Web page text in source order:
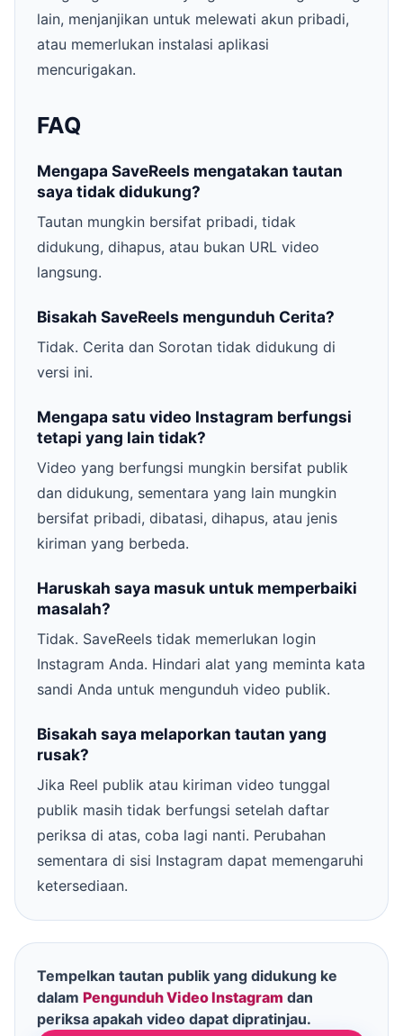
lain, menjanjikan untuk melewati akun pribadi,
atau memerlukan instalasi aplikasi
mencurigakan.
FAQ
Mengapa SaveReels mengatakan tautan
saya tidak didukung?
Tautan mungkin bersifat pribadi, tidak
didukung, dihapus, atau bukan URL video
langsung.
Bisakah SaveReels mengunduh Cerita?
Tidak. Cerita dan Sorotan tidak didukung di
versi ini.
Mengapa satu video Instagram berfungsi
tetapi yang lain tidak?
Video yang berfungsi mungkin bersifat publik
dan didukung, sementara yang lain mungkin
bersifat pribadi, dibatasi, dihapus, atau jenis
kiriman yang berbeda.
Haruskah saya masuk untuk memperbaiki
masalah?
Tidak. SaveReels tidak memerlukan login
Instagram Anda. Hindari alat yang meminta kata
sandi Anda untuk mengunduh video publik.
Bisakah saya melaporkan tautan yang
rusak?
Jika Reel publik atau kiriman video tunggal
publik masih tidak berfungsi setelah daftar
periksa di atas, coba lagi nanti. Perubahan
sementara di sisi Instagram dapat memengaruhi
ketersediaan.
Tempelkan tautan publik yang didukung ke
dalam Pengunduh Video Instagram dan
periksa apakah video dapat dipratinjau.